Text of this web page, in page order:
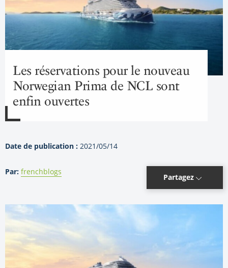
Les réservations pour le nouveau
Norwegian Prima de NCL sont
enfin ouvertes
Date de publication : 2021/05/14
Par: frenchblogs
Partagez